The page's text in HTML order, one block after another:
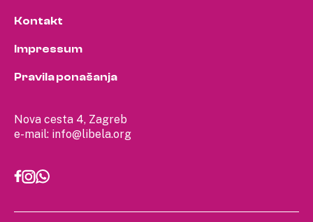
Nova cesta 4, Zagreb
e-mail: info@libela.org
Kontakt
Impressum
Pravila ponašanja